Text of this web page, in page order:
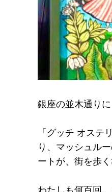
銀座の並木通り
「グッチ オステ
り、マッシュル
ートが、街を歩